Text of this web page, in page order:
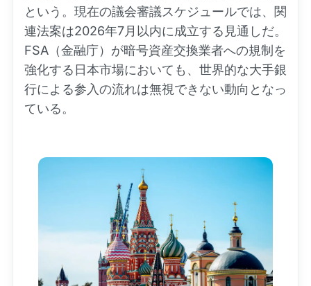
という。現在の議会審議スケジュールでは、関
連法案は2026年7月以内に成立する見通しだ。
FSA（金融庁）が暗号資産交換業者への規制を
強化する日本市場においても、世界的な大手銀
行による参入の流れは無視できない動向となっ
ている。